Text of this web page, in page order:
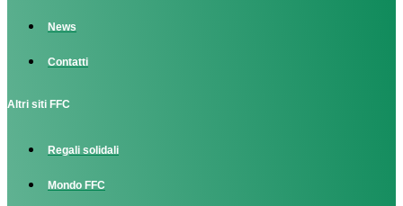
News
Contatti
Altri siti FFC
Regali solidali
Mondo FFC